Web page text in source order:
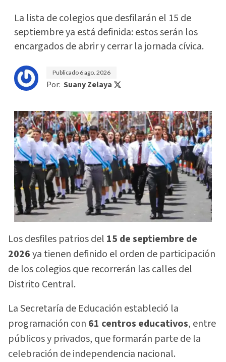
La lista de colegios que desfilarán el 15 de
septiembre ya está definida: estos serán los
encargados de abrir y cerrar la jornada cívica.
Publicado 6 ago. 2026
Por: Suany Zelaya
Los desfiles patrios del 15 de septiembre de
2026ya tienen definido el orden de participación
de los colegios que recorrerán las calles del
Distrito Central.
La Secretaría de Educación estableció la
programación con 61 centros educativos, entre
públicos y privados, que formarán parte de la
celebración de independencia nacional.